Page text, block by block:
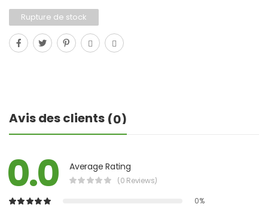
Rupture de stock
Avis des clients (0)
0.0 Average Rating
(0 Reviews)
0%